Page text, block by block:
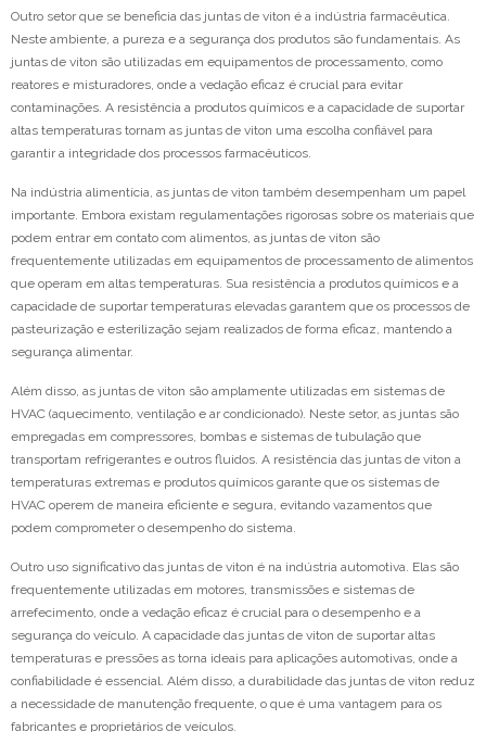
Outro setor que se beneficia das juntas de viton é a indústria farmacêutica.
Neste ambiente, a pureza e a segurança dos produtos são fundamentais. As
juntas de viton são utilizadas em equipamentos de processamento, como
reatores e misturadores, onde a vedação eficaz é crucial para evitar
contaminações. A resistência a produtos químicos e a capacidade de suportar
altas temperaturas tornam as juntas de viton uma escolha confiável para
garantir a integridade dos processos farmacêuticos.
Na indústria alimentícia, as juntas de viton também desempenham um papel
importante. Embora existam regulamentações rigorosas sobre os materiais que
podem entrar em contato com alimentos, as juntas de viton são
frequentemente utilizadas em equipamentos de processamento de alimentos
que operam em altas temperaturas. Sua resistência a produtos químicos e a
capacidade de suportar temperaturas elevadas garantem que os processos de
pasteurização e esterilização sejam realizados de forma eficaz, mantendo a
segurança alimentar.
Além disso, as juntas de viton são amplamente utilizadas em sistemas de
HVAC (aquecimento, ventilação e ar condicionado). Neste setor, as juntas são
empregadas em compressores, bombas e sistemas de tubulação que
transportam refrigerantes e outros fluidos. A resistência das juntas de viton a
temperaturas extremas e produtos químicos garante que os sistemas de
HVAC operem de maneira eficiente e segura, evitando vazamentos que
podem comprometer o desempenho do sistema.
Outro uso significativo das juntas de viton é na indústria automotiva. Elas são
frequentemente utilizadas em motores, transmissões e sistemas de
arrefecimento, onde a vedação eficaz é crucial para o desempenho e a
segurança do veículo. A capacidade das juntas de viton de suportar altas
temperaturas e pressões as torna ideais para aplicações automotivas, onde a
confiabilidade é essencial. Além disso, a durabilidade das juntas de viton reduz
a necessidade de manutenção frequente, o que é uma vantagem para os
fabricantes e proprietários de veículos.